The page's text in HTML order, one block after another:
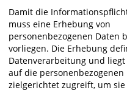
Damit die
muss eine Erhebung von
personenbezogenen Daten
vorliegen. Die Erhebung
Datenverarbeitung und
auf die personenbezogenen
zielgerichtet zugreift, um